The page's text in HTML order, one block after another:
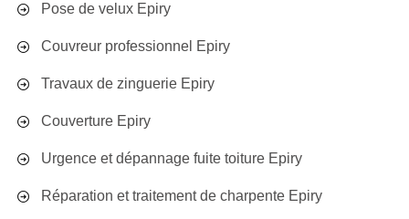
Pose de velux Epiry
Couvreur professionnel Epiry
Travaux de zinguerie Epiry
Couverture Epiry
Urgence et dépannage fuite toiture Epiry
Réparation et traitement de charpente Epiry